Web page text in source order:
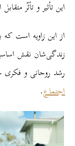
این تأثیر و تأثّر
از این زاویه است
زندگی‌شان نقش
رشد روحانی و
اجتماع.